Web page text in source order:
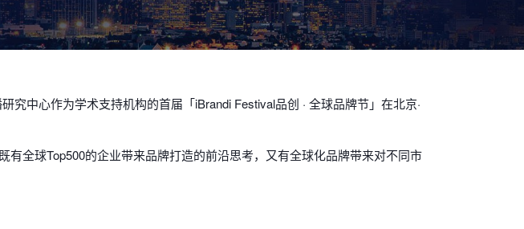
中心作为学术支持机构的首届「iBrandi Festival品创 · 全球品牌节」在北京·
有全球Top500的企业带来品牌打造的前沿思考，又有全球化品牌带来对不同市